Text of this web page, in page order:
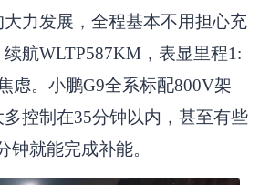
力发展，全程基本不用担心充
航WLTP587KM，表显里程1:
虑。小鹏G9全系标配800V架
控制在35分钟以内，甚至有些
钟就能完成补能。